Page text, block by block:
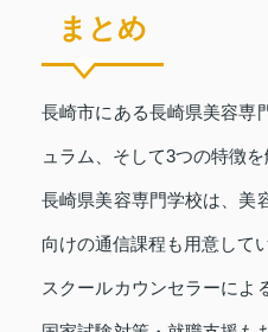
まとめ
長崎市にある長崎県美容専
ュラム、そして3つの特徴を
長崎県美容専門学校は、美
向けの通信課程も用意して
スクールカウンセラーによ